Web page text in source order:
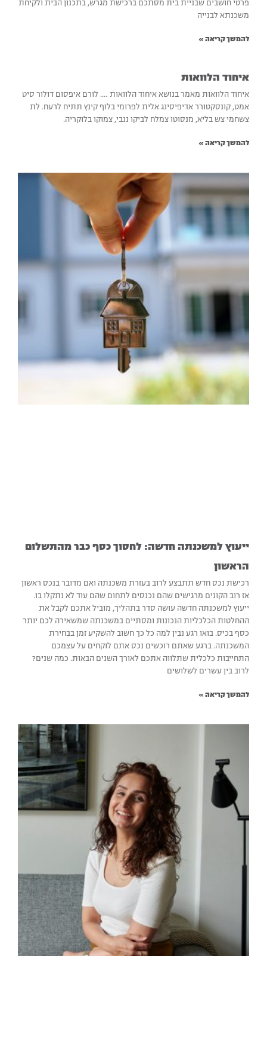
פרטי חושבים שבניית בית מסתכם ברכישת מגרש, בתכנון הבית ולקיחת
משכנתא לבנייה
להמשך קריאה »
איחוד הלוואות
איחוד הלוואות מאמר בנושא איחוד הלוואות …. לורם איפסום דולור סיט
אמט, קונסקטורר אדיפיסינג אלית לפרומי בלוף קינץ תתיח לרעח. לת
צשחמי צש בליא, מנסוטו צמלח לביקו ננבי, צמוקו בלוקריה.
להמשך קריאה »
ייעוץ למשכנתה חדשה: לחסוך כסף כבר מהתשלום
הראשון‏
רכישת נכס חדש תתבצע לרוב בעזרת משכנתה ואם מדובר בנכס ראשון
אז רוב הקונים מרגישים שהם נכנסים לתחום שהם עוד לא נתקלו בו.
ייעוץ למשכנתה חדשה עושה סדר בתהליך, מוביל אתכם לקבל את
ההחלטות הכלכליות הנכונות ומסתיים במשכנתה שמשאירה לכם יותר
כסף בכיס. בואו רגע נבין למה כל כך חשוב להשקיע זמן בבחירת
המשכנתה. ברגע שאתם רוכשים נכס אתם לוקחים על עצמכם
התחייבות כלכלית שתלווה אתכם לאורך השנים הבאות. כמה שנים?
לרוב בין עשרים לשלושים
להמשך קריאה »